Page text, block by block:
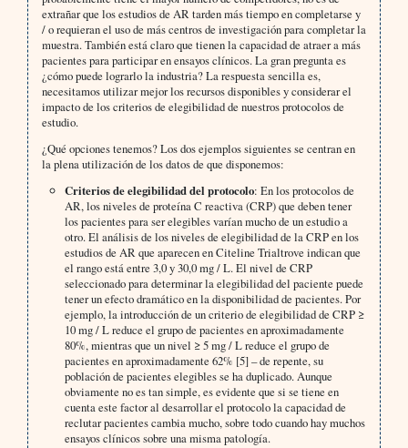
extrañar que los estudios de AR tarden más tiempo en completarse y
/ o requieran el uso de más centros de investigación para completar la
muestra. También está claro que tienen la capacidad de atraer a más
pacientes para participar en ensayos clínicos. La gran pregunta es
¿cómo puede lograrlo la industria? La respuesta sencilla es,
necesitamos utilizar mejor los recursos disponibles y considerar el
impacto de los criterios de elegibilidad de nuestros protocolos de
estudio.
¿Qué opciones tenemos? Los dos ejemplos siguientes se centran en
la plena utilización de los datos de que disponemos:
Criterios de elegibilidad del protocolo: En los protocolos de
AR, los niveles de proteína C reactiva (CRP) que deben tener
los pacientes para ser elegibles varían mucho de un estudio a
otro. El análisis de los niveles de elegibilidad de la CRP en los
estudios de AR que aparecen en Citeline Trialtrove indican que
el rango está entre 3,0 y 30,0 mg / L. El nivel de CRP
seleccionado para determinar la elegibilidad del paciente puede
tener un efecto dramático en la disponibilidad de pacientes. Por
ejemplo, la introducción de un criterio de elegibilidad de CRP ≥
10 mg / L reduce el grupo de pacientes en aproximadamente
80%, mientras que un nivel ≥ 5 mg / L reduce el grupo de
pacientes en aproximadamente 62% [5] – de repente, su
población de pacientes elegibles se ha duplicado. Aunque
obviamente no es tan simple, es evidente que si se tiene en
cuenta este factor al desarrollar el protocolo la capacidad de
reclutar pacientes cambia mucho, sobre todo cuando hay muchos
ensayos clínicos sobre una misma patología.